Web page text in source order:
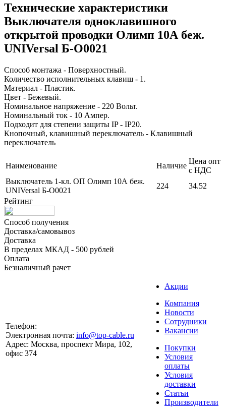
Технические характеристики
Выключателя одноклавишного
открытой проводки Олимп 10А беж.
UNIVersal Б-О0021
Способ монтажа - Поверхностный.
Количество исполнительных клавиш - 1.
Материал - Пластик.
Цвет - Бежевый.
Номинальное напряжение - 220 Вольт.
Номинальный ток - 10 Ампер.
Подходит для степени защиты IP - IP20.
Кнопочный, клавишный переключатель - Клавишный
переключатель
Наименование Наличие
Цена опт
с НДС
Выключатель 1-кл. ОП Олимп 10А беж.
UNIVersal Б-О0021
224
34.52
Рейтинг
Способ получения
Доставка/самовывоз
Доставка
В пределах МКАД - 500 рублей
Оплата
Безналичный рачет
Телефон:
Электронная почта: info@top-cable.ru
Адрес: Москва, проспект Мира, 102,
офис 374
Акции
Компания
Новости
Сотрудники
Вакансии
Покупки
Условия
оплаты
Условия
доставки
Статьи
Производители